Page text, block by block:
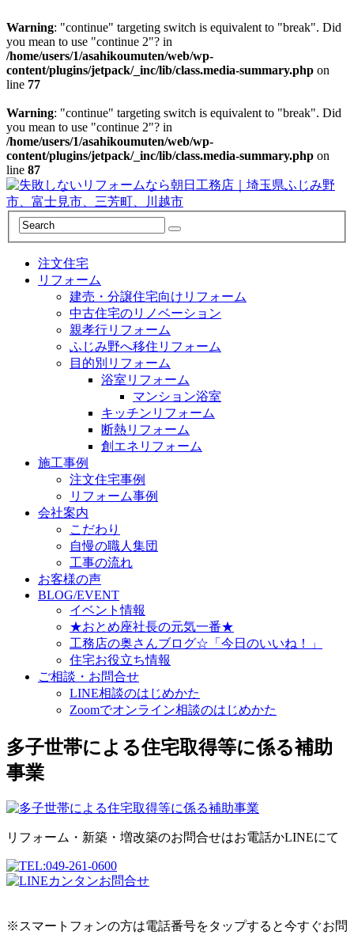
Warning: "continue" targeting switch is equivalent to "break". Did
you mean to use "continue 2"? in
/home/users/1/asahikoumuten/web/wp-
content/plugins/jetpack/_inc/lib/class.media-summary.php on
line 77
Warning: "continue" targeting switch is equivalent to "break". Did
you mean to use "continue 2"? in
/home/users/1/asahikoumuten/web/wp-
content/plugins/jetpack/_inc/lib/class.media-summary.php on
line 87
注文住宅
リフォーム
建売・分譲住宅向けリフォーム
中古住宅のリノベーション
親孝行リフォーム
ふじみ野へ移住リフォーム
目的別リフォーム
浴室リフォーム
マンション浴室
キッチンリフォーム
断熱リフォーム
創エネリフォーム
施工事例
注文住宅事例
リフォーム事例
会社案内
こだわり
自慢の職人集団
工事の流れ
お客様の声
BLOG/EVENT
イベント情報
★おとめ座社長の元気一番★
工務店の奥さんブログ☆「今日のいいね！」
住宅お役立ち情報
ご相談・お問合せ
LINE相談のはじめかた
Zoomでオンライン相談のはじめかた
多子世帯による住宅取得等に係る補助
事業
リフォーム・新築・増改築のお問合せはお電話かLINEにて
※スマートフォンの方は電話番号をタップすると今すぐお問